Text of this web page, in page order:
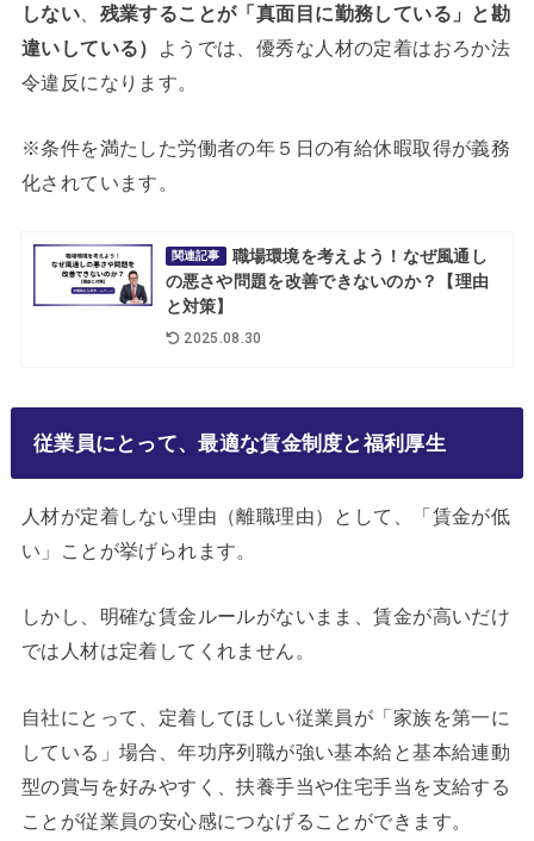
しない
残業することが「真面目に勤務している」と勘
違いしている）
ようでは、優秀な人材の定着はおろか法
令違反になります。
※条件を満たした労働者の年５日の有給休暇取得が義務
化されています。
関連記事
職場環境を考えよう！なぜ風通し
の悪さや問題を改善できないのか？【理由
と対策】
2025.08.30
従業員にとって、最適な賃金制度と福利厚生
人材が定着しない理由（離職理由）として、「賃金が低
い」ことが挙げられます。
しかし、明確な賃金ルールがないまま、賃金が高いだけ
では人材は定着してくれません。
自社にとって、定着してほしい従業員が「家族を第一に
している」場合、年功序列職が強い基本給と基本給連動
型の賞与を好みやすく、扶養手当や住宅手当を支給する
ことが従業員の安心感につなげることができます。